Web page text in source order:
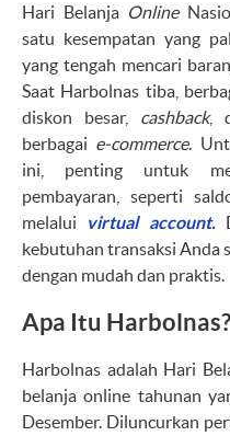
Hari Belanja Online
satu kesempatan yang
yang tengah mencari
Saat Harbolnas tiba,
diskon besar, cashback,
berbagai e-commerce.
ini, penting untuk
pembayaran, seperti
melalui virtual account.
kebutuhan transaksi Anda
dengan mudah dan praktis.
Apa Itu Harbolnas?
Harbolnas adalah Hari
belanja online tahunan
Desember. Diluncurkan